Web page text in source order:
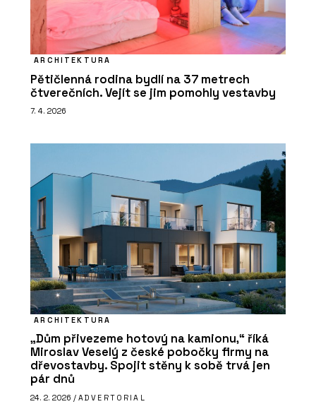
ARCHITEKTURA
Pětičlenná rodina bydlí na 37 metrech
čtverečních. Vejít se jim pomohly vestavby
7. 4. 2026
ARCHITEKTURA
„Dům přivezeme hotový na kamionu,“ říká
Miroslav Veselý z české pobočky firmy na
dřevostavby. Spojit stěny k sobě trvá jen
pár dnů
24. 2. 2026 / ADVERTORIAL